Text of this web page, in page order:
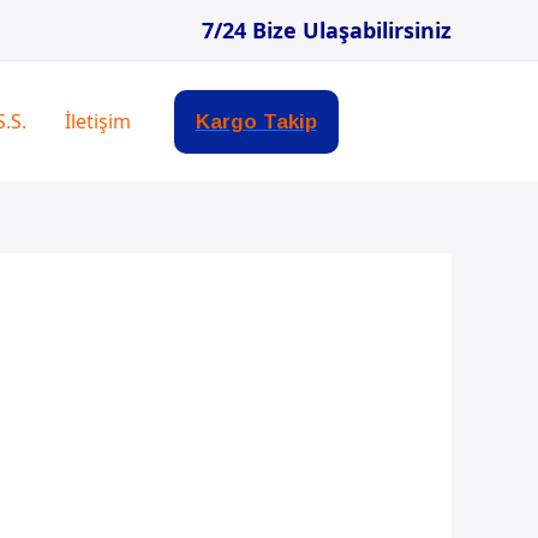
7/24 Bize Ulaşabilirsiniz
İletişim Kargo Takip